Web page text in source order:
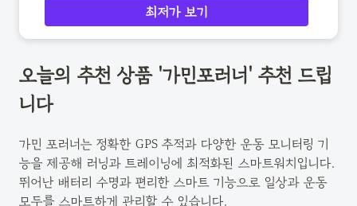
최저가 보기
오늘의 추천 상품 '가민포러너' 추천 드립
니다
가민 포러너는 정확한 GPS 추적과 다양한 운동 모니터링 기
능을 제공해 러닝과 트레이닝에 최적화된 스마트워치입니다.
뛰어난 배터리 수명과 편리한 스마트 기능으로 일상과 운동
모두를 스마트하게 관리할 수 있습니다.